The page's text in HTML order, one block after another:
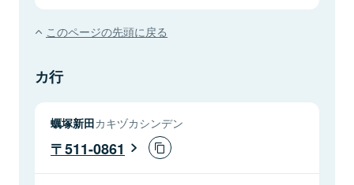
このページの先頭に戻る
カ行
蠣塚新田カキヅカシンデン
511-0861